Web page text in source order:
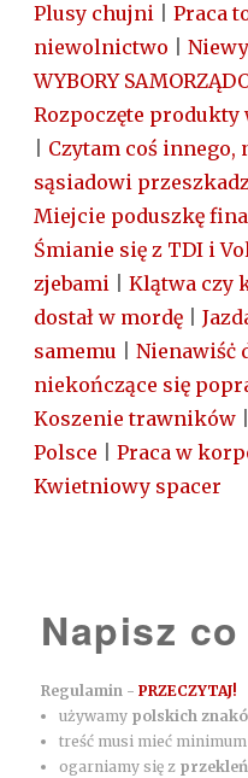
Plusy chujni
Praca
niewolnictwo
WYBORY
Rozpoczęte produkty
Czytam coś innego,
sąsiadowi
Miejcie poduszkę
Śmianie się z TDI i
zjebami
Klątwa czy
dostał w mordę
samemu
Nienawiśċ
niekończące się
Koszenie trawników
Polsce
Praca w
Kwietniowy spacer
Napisz
Regulamin -PRZECZYTAJ!
używamy polskich
treść musi mieć
ogarniamy się z